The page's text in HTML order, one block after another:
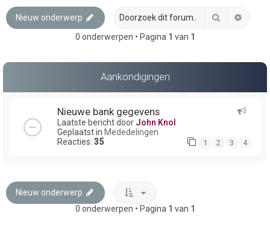
Nieuw onderwerp Zoek
0 onderwerpen • Pagina 1 van 1
Aankondigingen
Nieuwe bank gegevens
Laatste bericht door John Knol
Geplaatst in Mededelingen
Reacties: 35 1 2 3 4
Nieuw onderwerp
0 onderwerpen • Pagina 1 van 1